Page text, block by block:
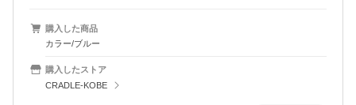
購入した商品
カラー/ブルー
購入したストア
CRADLE-KOBE